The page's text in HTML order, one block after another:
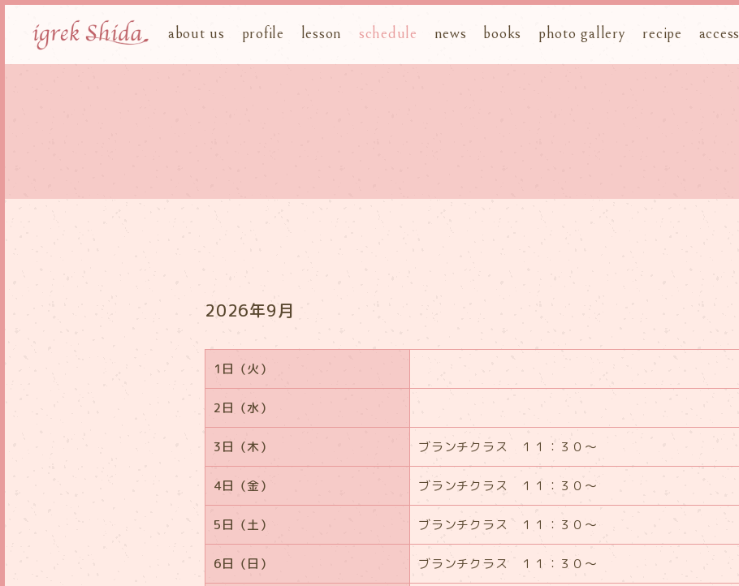
about us profile lesson schedule news books photo gallery recipe access
2026年9月
1日（火）
2日（水）
3日（木） ブランチクラス １１：３０～
4日（金） ブランチクラス １１：３０～
5日（土） ブランチクラス １１：３０～
6日（日） ブランチクラス １１：３０～